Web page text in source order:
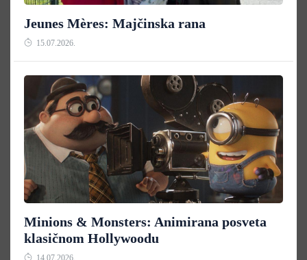
Jeunes Mères: Majčinska rana
15.07.2026.
Minions & Monsters: Animirana posveta
klasičnom Hollywoodu
14.07.2026.